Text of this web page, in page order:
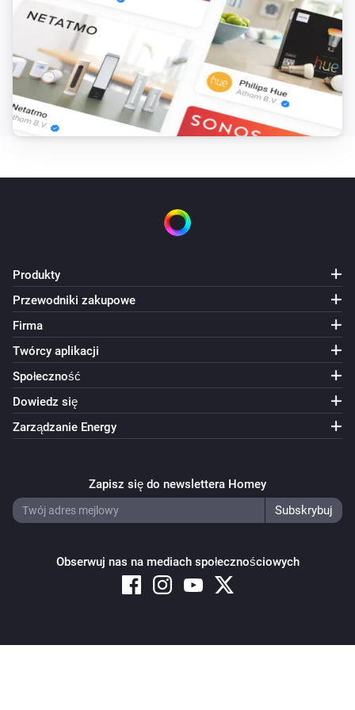
Alarm stanu baterii jest włączony
Produkty
Przewodniki zakupowe
Firma
Twórcy aplikacji
Społeczność
Dowiedz się
Zarządzanie Energy
Zapisz się do newslettera Homey
Obserwuj nas na mediach społecznościowych